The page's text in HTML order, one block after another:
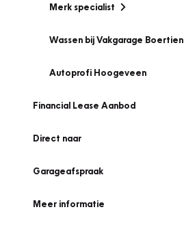
Merk specialist
Wassen bij Vakgarage Boertien
Autoprofi Hoogeveen
Financial Lease Aanbod
Direct naar
Garageafspraak
Meer informatie